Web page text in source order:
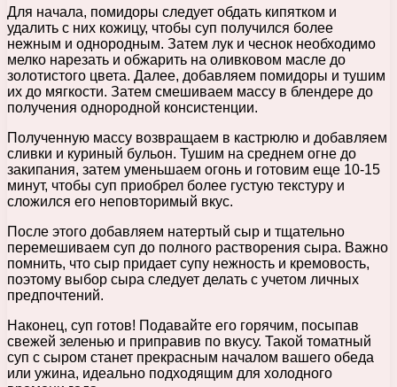
Для начала, помидоры следует обдать кипятком и
удалить с них кожицу, чтобы суп получился более
нежным и однородным. Затем лук и чеснок необходимо
мелко нарезать и обжарить на оливковом масле до
золотистого цвета. Далее, добавляем помидоры и тушим
их до мягкости. Затем смешиваем массу в блендере до
получения однородной консистенции.
Полученную массу возвращаем в кастрюлю и добавляем
сливки и куриный бульон. Тушим на среднем огне до
закипания, затем уменьшаем огонь и готовим еще 10-15
минут, чтобы суп приобрел более густую текстуру и
сложился его неповторимый вкус.
После этого добавляем натертый сыр и тщательно
перемешиваем суп до полного растворения сыра. Важно
помнить, что сыр придает супу нежность и кремовость,
поэтому выбор сыра следует делать с учетом личных
предпочтений.
Наконец, суп готов! Подавайте его горячим, посыпав
свежей зеленью и приправив по вкусу. Такой томатный
суп с сыром станет прекрасным началом вашего обеда
или ужина, идеально подходящим для холодного